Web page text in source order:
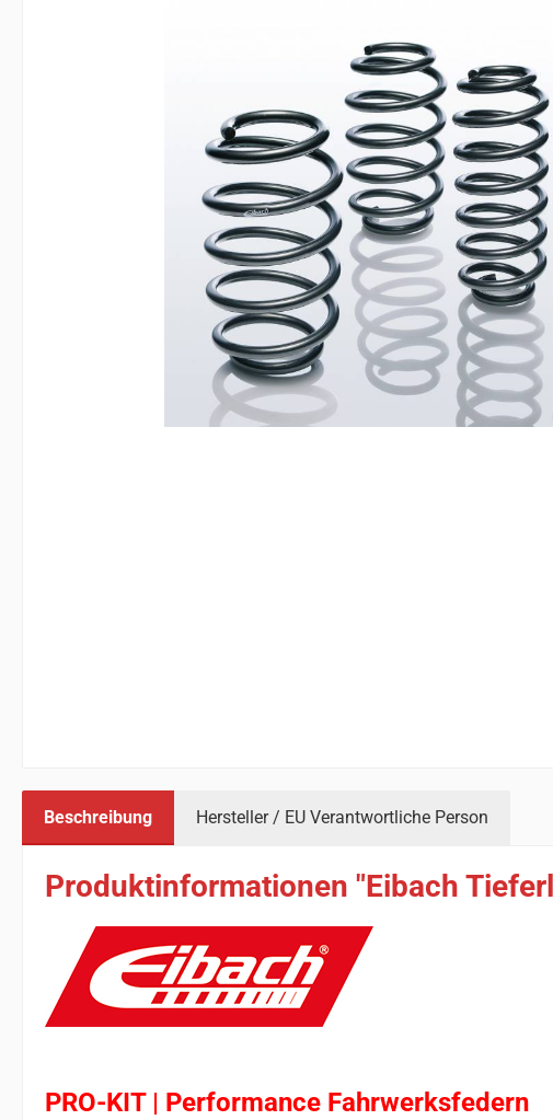
Beschreibung Hersteller / EU Verantwortliche Person
Produktinformationen "Eibach
PRO-KIT | Performance Fahrwerksfedern